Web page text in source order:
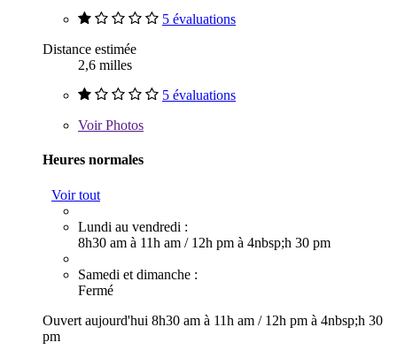
5 évaluations
Distance estimée
2,6 milles
5 évaluations
VoirPhotos
Heures normales
Voir tout
Lundi au vendredi :
8h30 am à 11h am / 12h pm à 4nbsp;h 30 pm
Samedi et dimanche :
Fermé
Ouvert aujourd'hui 8h30 am à 11h am / 12h pm à 4nbsp;h 30
pm